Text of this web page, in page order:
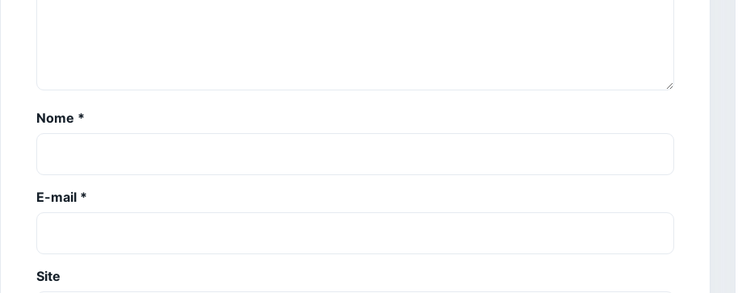
Nome *
E-mail *
Site